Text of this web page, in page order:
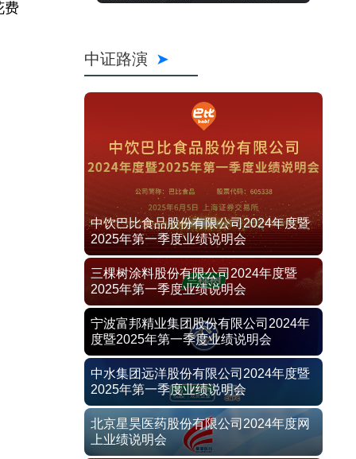
费
中证路演
中饮巴比食品股份有限公司2024年度暨
2025年第一季度业绩说明会
三棵树涂料股份有限公司2024年度暨
2025年第一季度业绩说明会
宁波富邦精业集团股份有限公司2024年
度暨2025年第一季度业绩说明会
中水集团远洋股份有限公司2024年度暨
2025年第一季度业绩说明会
北京星昊医药股份有限公司2024年度网
上业绩说明会